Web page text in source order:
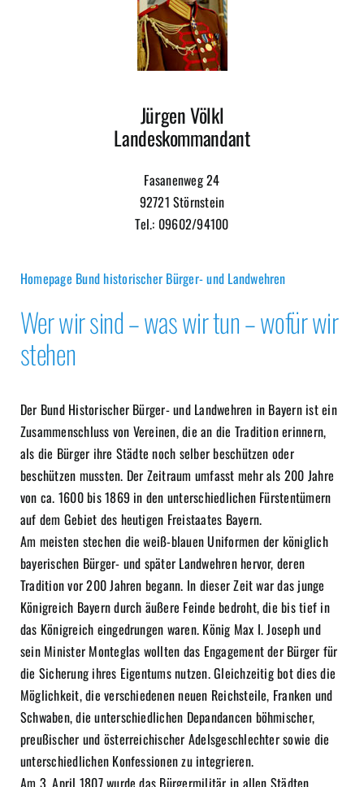
Jürgen Völkl
Landeskommandant
Fasanenweg 24
92721 Störnstein
Tel.: 09602/94100
Homepage Bund historischer Bürger- und Landwehren
Wer wir sind – was wir tun – wofür wir
stehen
Der Bund Historischer Bürger- und Landwehren in Bayern ist ein
Zusammenschluss von Vereinen, die an die Tradition erinnern,
als die Bürger ihre Städte noch selber beschützen oder
beschützen mussten. Der Zeitraum umfasst mehr als 200 Jahre
von ca. 1600 bis 1869 in den unterschiedlichen Fürstentümern
auf dem Gebiet des heutigen Freistaates Bayern.
Am meisten stechen die weiß-blauen Uniformen der königlich
bayerischen Bürger- und später Landwehren hervor, deren
Tradition vor 200 Jahren begann. In dieser Zeit war das junge
Königreich Bayern durch äußere Feinde bedroht, die bis tief in
das Königreich eingedrungen waren. König Max I. Joseph und
sein Minister Monteglas wollten das Engagement der Bürger für
die Sicherung ihres Eigentums nutzen. Gleichzeitig bot dies die
Möglichkeit, die verschiedenen neuen Reichsteile, Franken und
Schwaben, die unterschiedlichen Depandancen böhmischer,
preußischer und österreichischer Adelsgeschlechter sowie die
unterschiedlichen Konfessionen zu integrieren.
Am 3. April 1807 wurde das Bürgermilitär in allen Städten,